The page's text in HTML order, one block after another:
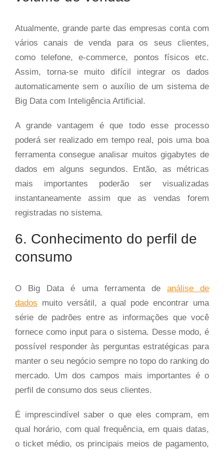
Atualmente, grande parte das empresas conta com
vários canais de venda para os seus clientes,
como telefone, e-commerce, pontos físicos etc.
Assim, torna-se muito difícil integrar os dados
automaticamente sem o auxílio de um sistema de
Big Data com Inteligência Artificial.
A grande vantagem é que todo esse processo
poderá ser realizado em tempo real, pois uma boa
ferramenta consegue analisar muitos gigabytes de
dados em alguns segundos. Então, as métricas
mais importantes poderão ser visualizadas
instantaneamente assim que as vendas forem
registradas no sistema.
6. Conhecimento do perfil de
consumo
O Big Data é uma ferramenta de análise de
dados muito versátil, a qual pode encontrar uma
série de padrões entre as informações que você
fornece como input para o sistema. Desse modo, é
possível responder às perguntas estratégicas para
manter o seu negócio sempre no topo do ranking do
mercado. Um dos campos mais importantes é o
perfil de consumo dos seus clientes.
É imprescindível saber o que eles compram, em
qual horário, com qual frequência, em quais datas,
o ticket médio, os principais meios de pagamento,